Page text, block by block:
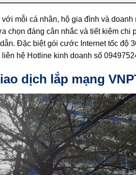
với mỗi cá nhân, hộ gia đình và
chọn đáng cân nhắc và tiết kiệm chi
Đặc biệt gói cước Internet tốc độ
hệ Hotline kinh doanh số
dịch lắp mạng